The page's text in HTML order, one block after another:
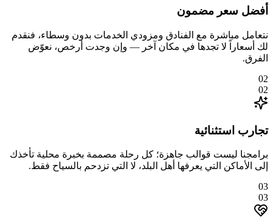
أفضل سعر مضمون
نتعامل مباشرة مع الفنادق ومزودي الخدمات بدون وسطاء، فنقدم
لك أسعاراً لا تجدها في مكان آخر — وإن وجدت أرخص، نعوّض
الفرق.
02
02
تجارب استثنائية
برامجنا ليست قوالب جاهزة؛ كل رحلة مصممة بخبرة محلية تأخذك
إلى الأماكن التي يعرفها أهل البلد، لا التي تزدحم بالسياح فقط.
03
03